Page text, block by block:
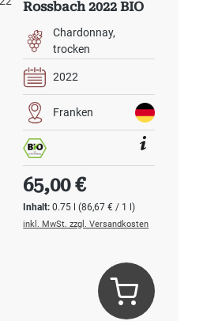
Rossbach 2022 BIO
Chardonnay
trocken
2022
Franken
Inhalt:0.75 l(86,67 € / 1 l)
Regulärer Preis:
65,00 €
inkl. MwSt. zzgl. Versandkosten